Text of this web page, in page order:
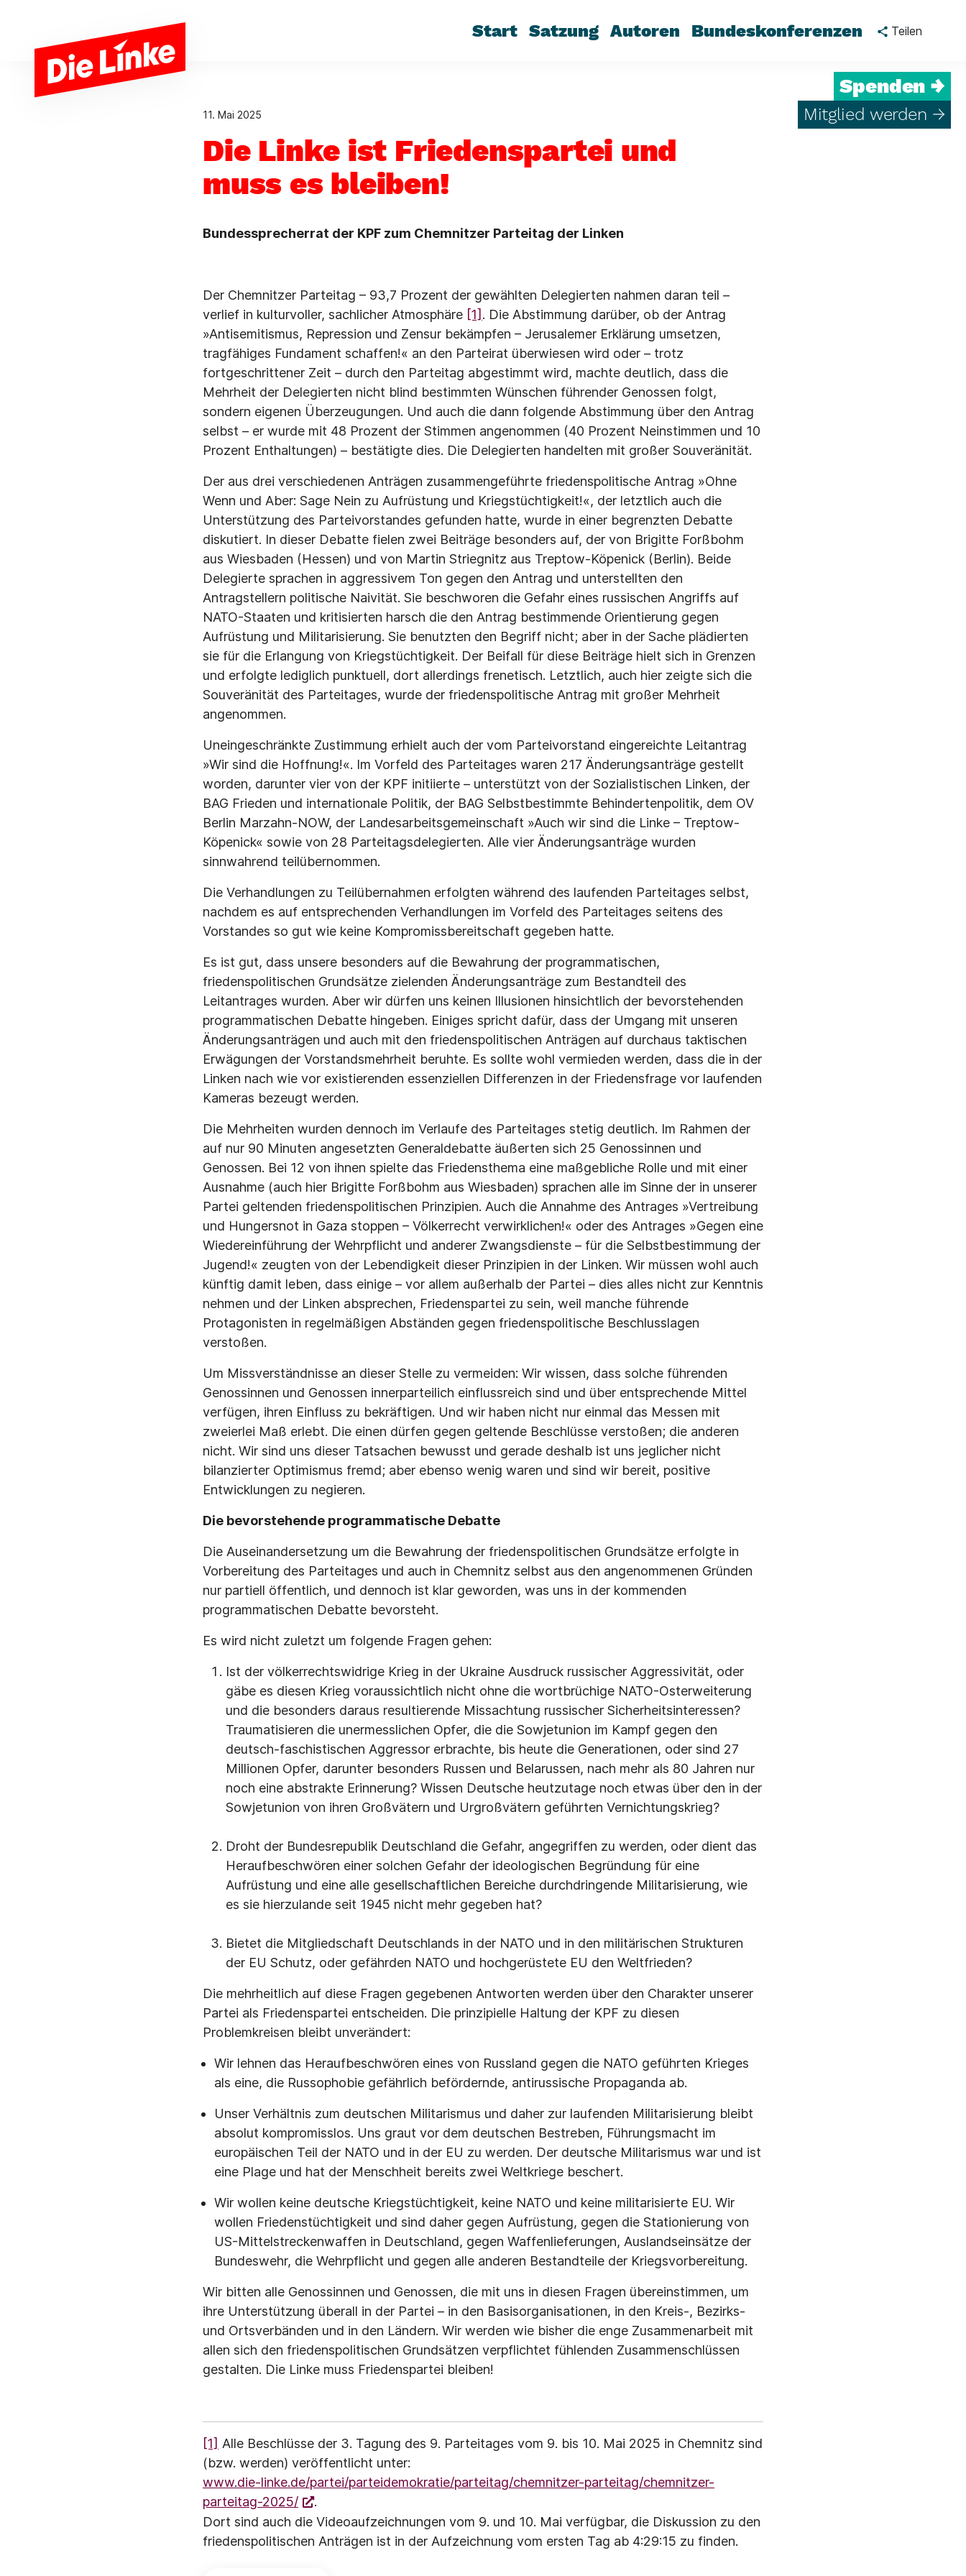
Start Satzung Autoren Bundeskonferenzen Teilen
Spenden →
Mitglied werden →
11. Mai 2025
Die Linke ist Friedenspartei und
muss es bleiben!
Bundessprecherrat der KPF zum Chemnitzer Parteitag der Linken
Der Chemnitzer Parteitag – 93,7 Prozent der gewählten Delegierten nahmen daran teil –
verlief in kulturvoller, sachlicher Atmosphäre [1] . Die Abstimmung darüber, ob der Antrag
»Antisemitismus, Repression und Zensur bekämpfen – Jerusalemer Erklärung umsetzen,
tragfähiges Fundament schaffen!« an den Parteirat überwiesen wird oder – trotz
fortgeschrittener Zeit – durch den Parteitag abgestimmt wird, machte deutlich, dass die
Mehrheit der Delegierten nicht blind bestimmten Wünschen führender Genossen folgt,
sondern eigenen Überzeugungen. Und auch die dann folgende Abstimmung über den Antrag
selbst – er wurde mit 48 Prozent der Stimmen angenommen (40 Prozent Neinstimmen und 10
Prozent Enthaltungen) – bestätigte dies. Die Delegierten handelten mit großer Souveränität.
Der aus drei verschiedenen Anträgen zusammengeführte friedenspolitische Antrag »Ohne
Wenn und Aber: Sage Nein zu Aufrüstung und Kriegstüchtigkeit!«, der letztlich auch die
Unterstützung des Parteivorstandes gefunden hatte, wurde in einer begrenzten Debatte
diskutiert. In dieser Debatte fielen zwei Beiträge besonders auf, der von Brigitte Forßbohm
aus Wiesbaden (Hessen) und von Martin Striegnitz aus Treptow-Köpenick (Berlin). Beide
Delegierte sprachen in aggressivem Ton gegen den Antrag und unterstellten den
Antragstellern politische Naivität. Sie beschworen die Gefahr eines russischen Angriffs auf
NATO-Staaten und kritisierten harsch die den Antrag bestimmende Orientierung gegen
Aufrüstung und Militarisierung. Sie benutzten den Begriff nicht; aber in der Sache plädierten
sie für die Erlangung von Kriegstüchtigkeit. Der Beifall für diese Beiträge hielt sich in Grenzen
und erfolgte lediglich punktuell, dort allerdings frenetisch. Letztlich, auch hier zeigte sich die
Souveränität des Parteitages, wurde der friedenspolitische Antrag mit großer Mehrheit
angenommen.
Uneingeschränkte Zustimmung erhielt auch der vom Parteivorstand eingereichte Leitantrag
»Wir sind die Hoffnung!«. Im Vorfeld des Parteitages waren 217 Änderungsanträge gestellt
worden, darunter vier von der KPF initiierte – unterstützt von der Sozialistischen Linken, der
BAG Frieden und internationale Politik, der BAG Selbstbestimmte Behindertenpolitik, dem OV
Berlin Marzahn-NOW, der Landesarbeitsgemeinschaft »Auch wir sind die Linke – Treptow-
Köpenick« sowie von 28 Parteitagsdelegierten. Alle vier Änderungsanträge wurden
sinnwahrend teilübernommen.
Die Verhandlungen zu Teilübernahmen erfolgten während des laufenden Parteitages selbst,
nachdem es auf entsprechenden Verhandlungen im Vorfeld des Parteitages seitens des
Vorstandes so gut wie keine Kompromissbereitschaft gegeben hatte.
Es ist gut, dass unsere besonders auf die Bewahrung der programmatischen,
friedenspolitischen Grundsätze zielenden Änderungsanträge zum Bestandteil des
Leitantrages wurden. Aber wir dürfen uns keinen Illusionen hinsichtlich der bevorstehenden
programmatischen Debatte hingeben. Einiges spricht dafür, dass der Umgang mit unseren
Änderungsanträgen und auch mit den friedenspolitischen Anträgen auf durchaus taktischen
Erwägungen der Vorstandsmehrheit beruhte. Es sollte wohl vermieden werden, dass die in der
Linken nach wie vor existierenden essenziellen Differenzen in der Friedensfrage vor laufenden
Kameras bezeugt werden.
Die Mehrheiten wurden dennoch im Verlaufe des Parteitages stetig deutlich. Im Rahmen der
auf nur 90 Minuten angesetzten Generaldebatte äußerten sich 25 Genossinnen und
Genossen. Bei 12 von ihnen spielte das Friedensthema eine maßgebliche Rolle und mit einer
Ausnahme (auch hier Brigitte Forßbohm aus Wiesbaden) sprachen alle im Sinne der in unserer
Partei geltenden friedenspolitischen Prinzipien. Auch die Annahme des Antrages »Vertreibung
und Hungersnot in Gaza stoppen – Völkerrecht verwirklichen!« oder des Antrages »Gegen eine
Wiedereinführung der Wehrpflicht und anderer Zwangsdienste – für die Selbstbestimmung der
Jugend!« zeugten von der Lebendigkeit dieser Prinzipien in der Linken. Wir müssen wohl auch
künftig damit leben, dass einige – vor allem außerhalb der Partei – dies alles nicht zur Kenntnis
nehmen und der Linken absprechen, Friedenspartei zu sein, weil manche führende
Protagonisten in regelmäßigen Abständen gegen friedenspolitische Beschlusslagen
verstoßen.
Um Missverständnisse an dieser Stelle zu vermeiden: Wir wissen, dass solche führenden
Genossinnen und Genossen innerparteilich einflussreich sind und über entsprechende Mittel
verfügen, ihren Einfluss zu bekräftigen. Und wir haben nicht nur einmal das Messen mit
zweierlei Maß erlebt. Die einen dürfen gegen geltende Beschlüsse verstoßen; die anderen
nicht. Wir sind uns dieser Tatsachen bewusst und gerade deshalb ist uns jeglicher nicht
bilanzierter Optimismus fremd; aber ebenso wenig waren und sind wir bereit, positive
Entwicklungen zu negieren.
Die bevorstehende programmatische Debatte
Die Auseinandersetzung um die Bewahrung der friedenspolitischen Grundsätze erfolgte in
Vorbereitung des Parteitages und auch in Chemnitz selbst aus den angenommenen Gründen
nur partiell öffentlich, und dennoch ist klar geworden, was uns in der kommenden
programmatischen Debatte bevorsteht.
Es wird nicht zuletzt um folgende Fragen gehen:
Ist der völkerrechtswidrige Krieg in der Ukraine Ausdruck russischer Aggressivität, oder
gäbe es diesen Krieg voraussichtlich nicht ohne die wortbrüchige NATO-Osterweiterung
und die besonders daraus resultierende Missachtung russischer Sicherheitsinteressen?
Traumatisieren die unermesslichen Opfer, die die Sowjetunion im Kampf gegen den
deutsch-faschistischen Aggressor erbrachte, bis heute die Generationen, oder sind 27
Millionen Opfer, darunter besonders Russen und Belarussen, nach mehr als 80 Jahren nur
noch eine abstrakte Erinnerung? Wissen Deutsche heutzutage noch etwas über den in der
Sowjetunion von ihren Großvätern und Urgroßvätern geführten Vernichtungskrieg?
Droht der Bundesrepublik Deutschland die Gefahr, angegriffen zu werden, oder dient das
Heraufbeschwören einer solchen Gefahr der ideologischen Begründung für eine
Aufrüstung und eine alle gesellschaftlichen Bereiche durchdringende Militarisierung, wie
es sie hierzulande seit 1945 nicht mehr gegeben hat?
Bietet die Mitgliedschaft Deutschlands in der NATO und in den militärischen Strukturen
der EU Schutz, oder gefährden NATO und hochgerüstete EU den Weltfrieden?
Die mehrheitlich auf diese Fragen gegebenen Antworten werden über den Charakter unserer
Partei als Friedenspartei entscheiden. Die prinzipielle Haltung der KPF zu diesen
Problemkreisen bleibt unverändert:
Wir lehnen das Heraufbeschwören eines von Russland gegen die NATO geführten Krieges
als eine, die Russophobie gefährlich befördernde, antirussische Propaganda ab.
Unser Verhältnis zum deutschen Militarismus und daher zur laufenden Militarisierung bleibt
absolut kompromisslos. Uns graut vor dem deutschen Bestreben, Führungsmacht im
europäischen Teil der NATO und in der EU zu werden. Der deutsche Militarismus war und ist
eine Plage und hat der Menschheit bereits zwei Weltkriege beschert.
Wir wollen keine deutsche Kriegstüchtigkeit, keine NATO und keine militarisierte EU. Wir
wollen Friedenstüchtigkeit und sind daher gegen Aufrüstung, gegen die Stationierung von
US-Mittelstreckenwaffen in Deutschland, gegen Waffenlieferungen, Auslandseinsätze der
Bundeswehr, die Wehrpflicht und gegen alle anderen Bestandteile der Kriegsvorbereitung.
Wir bitten alle Genossinnen und Genossen, die mit uns in diesen Fragen übereinstimmen, um
ihre Unterstützung überall in der Partei – in den Basisorganisationen, in den Kreis-, Bezirks-
und Ortsverbänden und in den Ländern. Wir werden wie bisher die enge Zusammenarbeit mit
allen sich den friedenspolitischen Grundsätzen verpflichtet fühlenden Zusammenschlüssen
gestalten. Die Linke muss Friedenspartei bleiben!
[1] Alle Beschlüsse der 3. Tagung des 9. Parteitages vom 9. bis 10. Mai 2025 in Chemnitz sind
(bzw. werden) veröffentlicht unter:
www.die-linke.de/partei/parteidemokratie/parteitag/chemnitzer-parteitag/chemnitzer-
parteitag-2025/
.
Dort sind auch die Videoaufzeichnungen vom 9. und 10. Mai verfügbar, die Diskussion zu den
friedenspolitischen Anträgen ist in der Aufzeichnung vom ersten Tag ab 4:29:15 zu finden.